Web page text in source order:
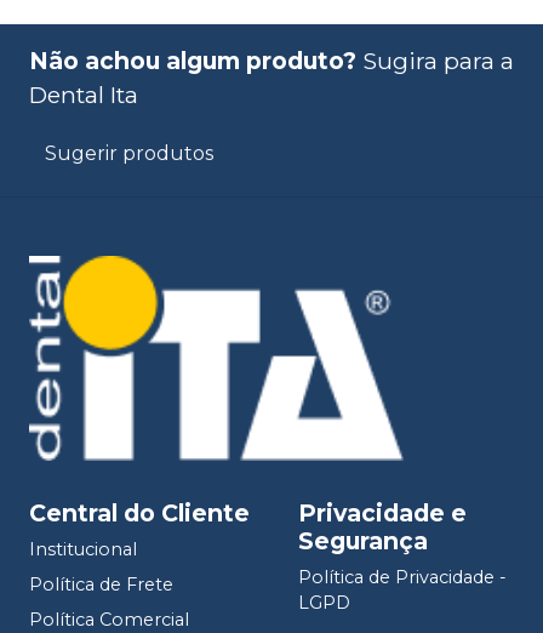
Não achou algum produto? Sugira para a
Dental Ita
Sugerir produtos
Central do Cliente
Institucional
Política de Frete
Política Comercial
Privacidade e
Segurança
Política de Privacidade -
LGPD